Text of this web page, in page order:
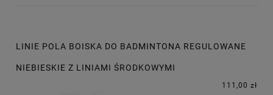
LINIE POLA BOISKA DO BADMINTONA REGULOWANE
NIEBIESKIE Z LINIAMI ŚRODKOWYMI
111,00 zł